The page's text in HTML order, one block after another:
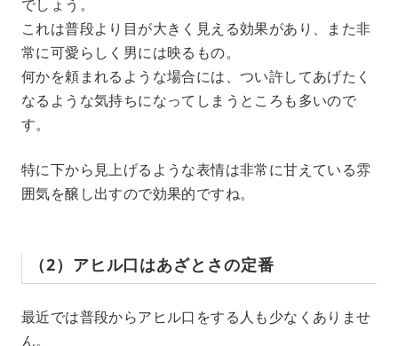
でしょう。
これは普段より目が大きく見える効果があり、また非
常に可愛らしく男には映るもの。
何かを頼まれるような場合には、つい許してあげたく
なるような気持ちになってしまうところも多いので
す。
特に下から見上げるような表情は非常に甘えている雰
囲気を醸し出すので効果的ですね。
（2）アヒル口はあざとさの定番
最近では普段からアヒル口をする人も少なくありませ
ん。